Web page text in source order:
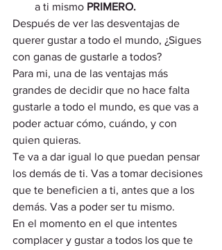
a ti mismo PRIMERO.
Después de ver las desventajas de
querer gustar a todo el mundo, ¿Sigues
con ganas de gustarle a todos?
Para mi, una de las ventajas más
grandes de decidir que no hace falta
gustarle a todo el mundo, es que vas a
poder actuar cómo, cuándo, y con
quien quieras.
Te va a dar igual lo que puedan pensar
los demás de ti. Vas a tomar decisiones
que te beneficien a ti, antes que a los
demás. Vas a poder ser tu mismo.
En el momento en el que intentes
complacer y gustar a todos los que te